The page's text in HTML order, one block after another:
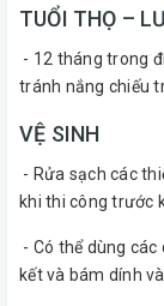
TUỔI THỌ –
- 12 tháng trong
tránh nắng chiếu
VỆ SINH
- Rửa sạch các
khi thi công trước
- Có thể dùng
kết và bám dính